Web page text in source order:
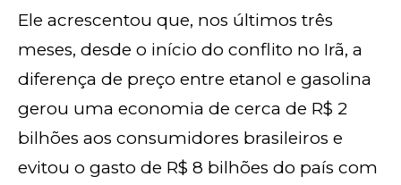
Ele acrescentou que, nos últimos três
meses, desde o início do conflito no Irã, a
diferença de preço entre etanol e gasolina
gerou uma economia de cerca de R$ 2
bilhões aos consumidores brasileiros e
evitou o gasto de R$ 8 bilhões do país com